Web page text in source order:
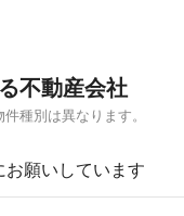
不動産会社
種別は異なります。
願いしています